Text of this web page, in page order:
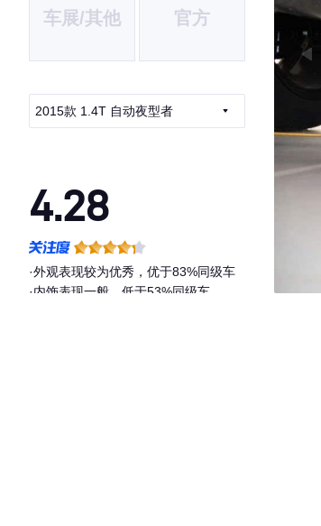
车展/其他 官方
2015款 1.4T 自动夜型者
4.28
·外观表现较为优秀，优于83%同级车
·内饰表现一般，低于53%同级车